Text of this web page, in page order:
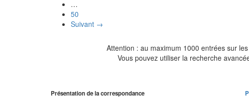
…
50
Suivant →
Attention : au maximum 1000 entrées sur
Vous pouvez utiliser la recherche
Présentation de la correspondance